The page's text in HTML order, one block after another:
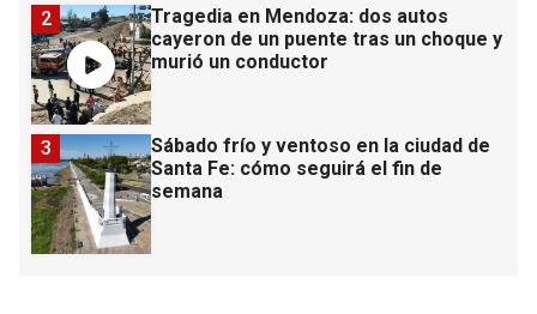
Tragedia en Mendoza: dos autos
cayeron de un puente tras un choque y
murió un conductor
2
Sábado frío y ventoso en la ciudad de
Santa Fe: cómo seguirá el fin de
semana
3